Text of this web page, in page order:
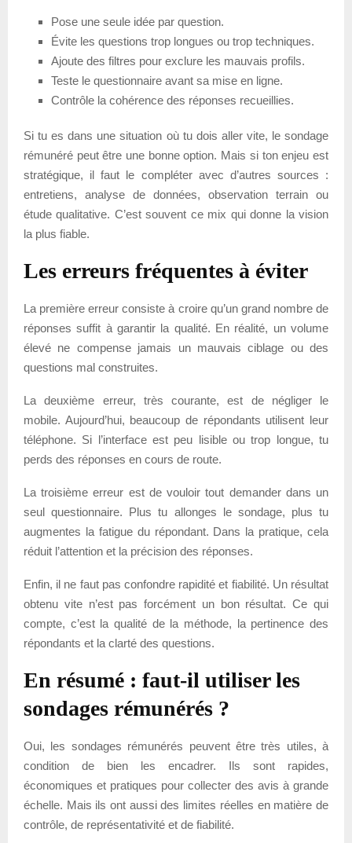
Pose une seule idée par question.
Évite les questions trop longues ou trop techniques.
Ajoute des filtres pour exclure les mauvais profils.
Teste le questionnaire avant sa mise en ligne.
Contrôle la cohérence des réponses recueillies.
Si tu es dans une situation où tu dois aller vite, le sondage
rémunéré peut être une bonne option. Mais si ton enjeu est
stratégique, il faut le compléter avec d’autres sources :
entretiens, analyse de données, observation terrain ou
étude qualitative. C’est souvent ce mix qui donne la vision
la plus fiable.
Les erreurs fréquentes à éviter
La première erreur consiste à croire qu’un grand nombre de
réponses suffit à garantir la qualité. En réalité, un volume
élevé ne compense jamais un mauvais ciblage ou des
questions mal construites.
La deuxième erreur, très courante, est de négliger le
mobile. Aujourd’hui, beaucoup de répondants utilisent leur
téléphone. Si l’interface est peu lisible ou trop longue, tu
perds des réponses en cours de route.
La troisième erreur est de vouloir tout demander dans un
seul questionnaire. Plus tu allonges le sondage, plus tu
augmentes la fatigue du répondant. Dans la pratique, cela
réduit l’attention et la précision des réponses.
Enfin, il ne faut pas confondre rapidité et fiabilité. Un résultat
obtenu vite n’est pas forcément un bon résultat. Ce qui
compte, c’est la qualité de la méthode, la pertinence des
répondants et la clarté des questions.
En résumé : faut-il utiliser les
sondages rémunérés ?
Oui, les sondages rémunérés peuvent être très utiles, à
condition de bien les encadrer. Ils sont rapides,
économiques et pratiques pour collecter des avis à grande
échelle. Mais ils ont aussi des limites réelles en matière de
contrôle, de représentativité et de fiabilité.